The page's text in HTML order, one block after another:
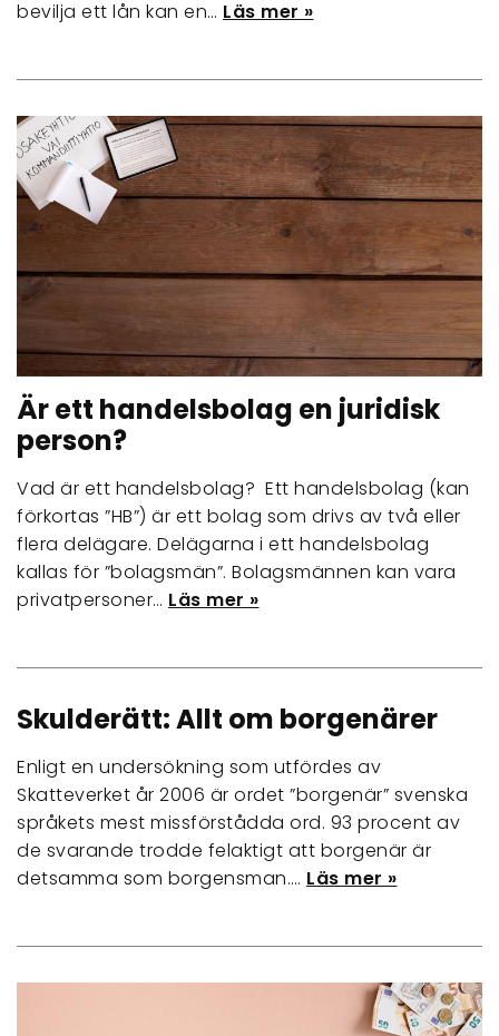
bevilja ett lån kan en… Läs mer »
Är ett handelsbolag en juridisk
person?
Vad är ett handelsbolag? Ett handelsbolag (kan
förkortas ”HB”) är ett bolag som drivs av två eller
flera delägare. Delägarna i ett handelsbolag
kallas för ”bolagsmän”. Bolagsmännen kan vara
privatpersoner… Läs mer »
Skulderätt: Allt om borgenärer
Enligt en undersökning som utfördes av
Skatteverket år 2006 är ordet ”borgenär” svenska
språkets mest missförstådda ord. 93 procent av
de svarande trodde felaktigt att borgenär är
detsamma som borgensman.… Läs mer »